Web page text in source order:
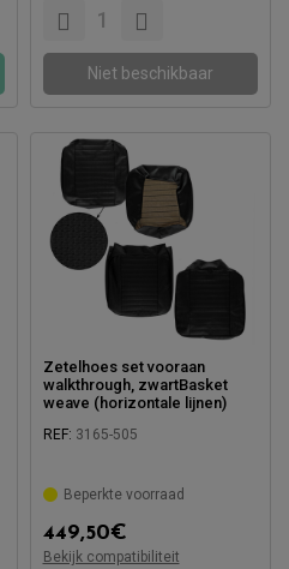
Niet beschikbaar
Zetelhoes set vooraan
walkthrough, zwartBasket
weave (horizontale lijnen)
REF: 3165-505
Beperkte voorraad
449,50€
Bekijk compatibiliteit
Compatibel met: